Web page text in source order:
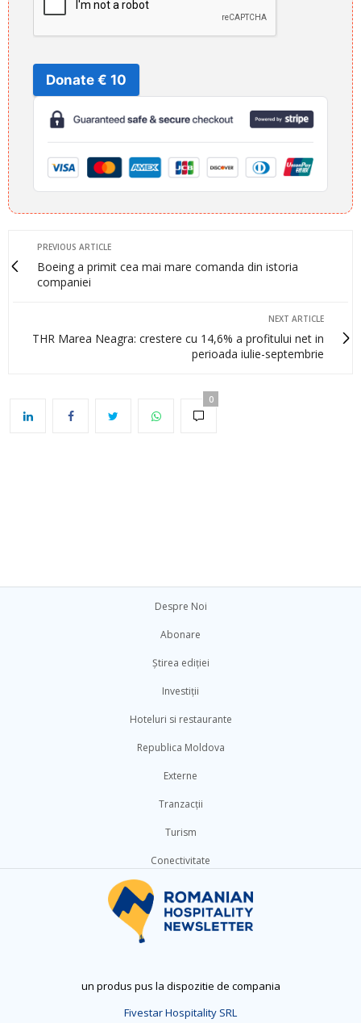
Donate € 10
PREVIOUS ARTICLE
Boeing a primit cea mai mare comanda din istoria
companiei
NEXT ARTICLE
THR Marea Neagra: crestere cu 14,6% a profitului net in
perioada iulie-septembrie
0
Despre Noi
Abonare
Știrea ediției
Investiții
Hoteluri si restaurante
Republica Moldova
Externe
Tranzacții
Turism
Conectivitate
un produs pus la dispozitie de compania
Fivestar Hospitality SRL